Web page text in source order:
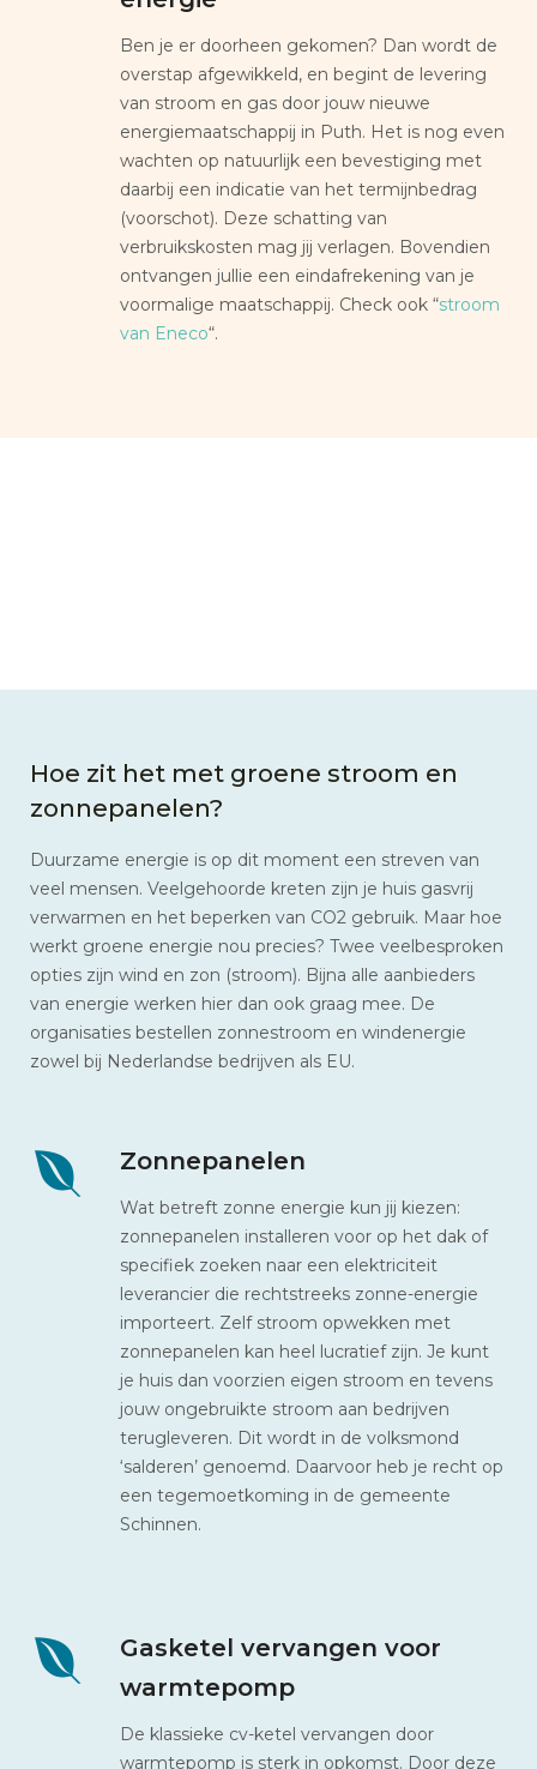
Ben je er doorheen gekomen? Dan wordt de
overstap afgewikkeld, en begint de levering
van stroom en gas door jouw nieuwe
energiemaatschappij in Puth. Het is nog even
wachten op natuurlijk een bevestiging met
daarbij een indicatie van het termijnbedrag
(voorschot). Deze schatting van
verbruikskosten mag jij verlagen. Bovendien
ontvangen jullie een eindafrekening van je
voormalige maatschappij. Check ook “stroom
van Eneco“.
Hoe zit het met groene stroom en
zonnepanelen?
Duurzame energie is op dit moment een streven van
veel mensen. Veelgehoorde kreten zijn je huis gasvrij
verwarmen en het beperken van CO2 gebruik. Maar hoe
werkt groene energie nou precies? Twee veelbesproken
opties zijn wind en zon (stroom). Bijna alle aanbieders
van energie werken hier dan ook graag mee. De
organisaties bestellen zonnestroom en windenergie
zowel bij Nederlandse bedrijven als EU.
Zonnepanelen
Wat betreft zonne energie kun jij kiezen:
zonnepanelen installeren voor op het dak of
specifiek zoeken naar een elektriciteit
leverancier die rechtstreeks zonne-energie
importeert. Zelf stroom opwekken met
zonnepanelen kan heel lucratief zijn. Je kunt
je huis dan voorzien eigen stroom en tevens
jouw ongebruikte stroom aan bedrijven
terugleveren. Dit wordt in de volksmond
‘salderen’ genoemd. Daarvoor heb je recht op
een tegemoetkoming in de gemeente
Schinnen.
Gasketel vervangen voor
warmtepomp
De klassieke cv-ketel vervangen door
warmtepomp is sterk in opkomst. Door deze